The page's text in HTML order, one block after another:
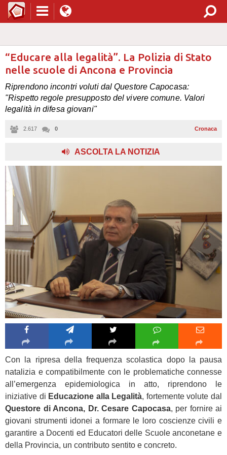
“Educare alla legalità”. La Polizia di Stato
nelle scuole di Ancona e Provincia
Riprendono incontri voluti dal Questore Capocasa:
"Rispetto regole presupposto del vivere comune. Valori
legalità in difesa giovani"
2.617 0 Cronaca
ASCOLTA LA NOTIZIA
Con la ripresa della frequenza scolastica dopo la pausa
natalizia e compatibilmente con le problematiche connesse
all’emergenza epidemiologica in atto, riprendono le
iniziative di Educazione alla Legalità, fortemente volute dal
Questore di Ancona, Dr. Cesare Capocasa, per fornire ai
giovani strumenti idonei a formare le loro coscienze civili e
garantire a Docenti ed Educatori delle Scuole anconetane e
della Provincia, un contributo sentito e concreto.